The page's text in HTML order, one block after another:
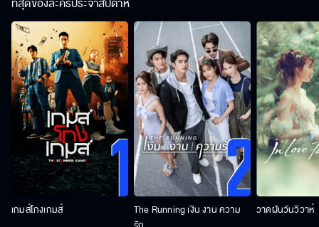
เกมส์โกงเกมส์
The Running เงิน งาน ความ
วาดฝันวันวิวาห์